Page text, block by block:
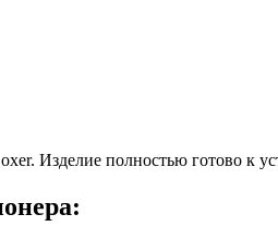
Изделие полностью готово к